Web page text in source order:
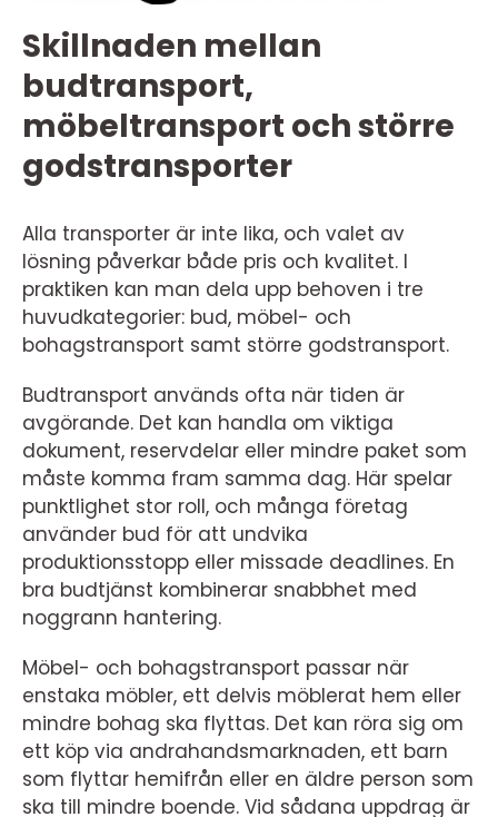
Skillnaden mellan
budtransport,
möbeltransport och större
godstransporter
Alla transporter är inte lika, och valet av
lösning påverkar både pris och kvalitet. I
praktiken kan man dela upp behoven i tre
huvudkategorier: bud, möbel- och
bohagstransport samt större godstransport.
Budtransport används ofta när tiden är
avgörande. Det kan handla om viktiga
dokument, reservdelar eller mindre paket som
måste komma fram samma dag. Här spelar
punktlighet stor roll, och många företag
använder bud för att undvika
produktionsstopp eller missade deadlines. En
bra budtjänst kombinerar snabbhet med
noggrann hantering.
Möbel- och bohagstransport passar när
enstaka möbler, ett delvis möblerat hem eller
mindre bohag ska flyttas. Det kan röra sig om
ett köp via andrahandsmarknaden, ett barn
som flyttar hemifrån eller en äldre person som
ska till mindre boende. Vid sådana uppdrag är